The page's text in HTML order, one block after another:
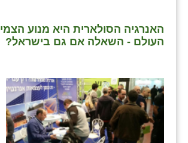
האנרגיה הסולארית היא מנוע
העולם - השאלה אם גם בישראל?